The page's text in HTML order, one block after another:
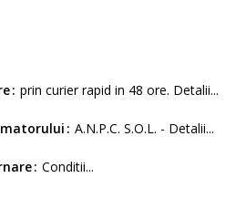
prin curier rapid in 48 ore. Detalii...
A.N.P.C. S.O.L. - Detalii...
Conditii...